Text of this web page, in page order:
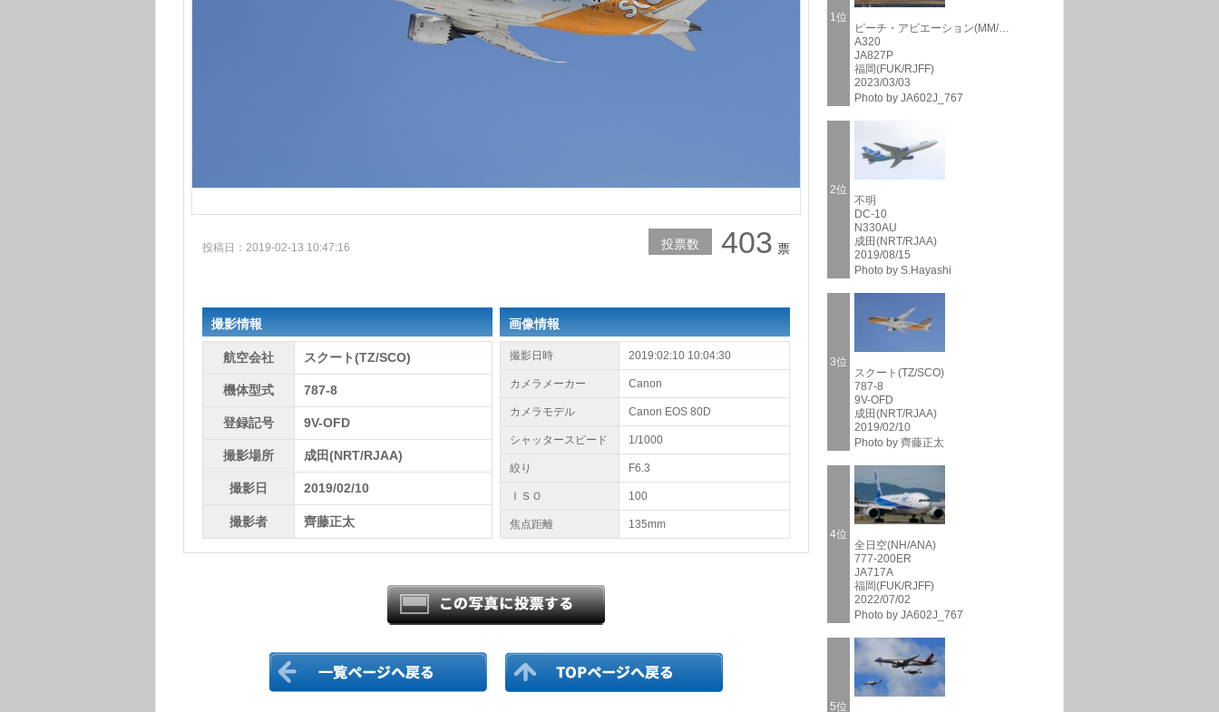
投稿日：2019-02-13 10:47:16 投票数 403 票
撮影情報
航空会社 スクート(TZ/SCO)
機体型式 787-8
登録記号 9V-OFD
撮影場所 成田(NRT/RJAA)
撮影日 2019/02/10
撮影者 齊藤正太
画像情報
撮影日時 2019:02:10 10:04:30
カメラメーカー Canon
カメラモデル Canon EOS 80D
シャッタースピード 1/1000
絞り F6.3
ＩＳＯ 100
焦点距離 135mm
1位
ピーチ・アビエーション(MM/…
A320
JA827P
福岡(FUK/RJFF)
2023/03/03
Photo by JA602J_767
2位
不明
DC-10
N330AU
成田(NRT/RJAA)
2019/08/15
Photo by S.Hayashi
3位
スクート(TZ/SCO)
787-8
9V-OFD
成田(NRT/RJAA)
2019/02/10
Photo by 齊藤正太
4位
全日空(NH/ANA)
777-200ER
JA717A
福岡(FUK/RJFF)
2022/07/02
Photo by JA602J_767
5位